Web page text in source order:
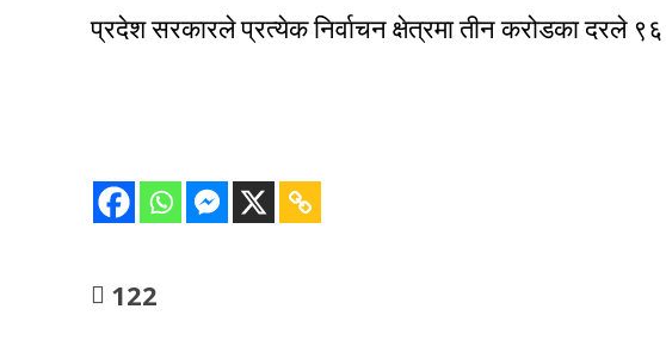
प्रदेश सरकारले प्रत्येक निर्वाचन क्षेत्रमा तीन करोडका दरले
122